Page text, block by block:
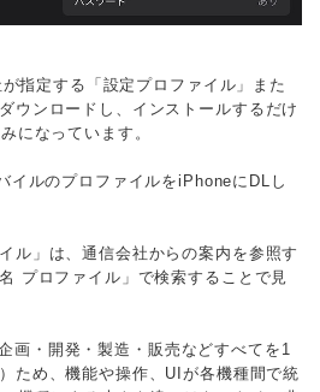
指定する「設定プロファイル」また
ウンロードし、インストールするだけ
になっています。
イルのプロファイルをiPhoneにDLし
ル」は、通信会社からの案内を参照す
プロファイル」で検索することで見
画・開発・製造・販売などすべてを1
ため、機能や操作、UIが各機種間で統